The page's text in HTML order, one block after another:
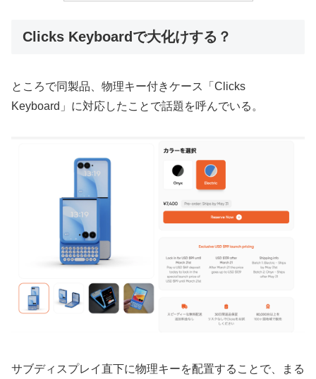
Clicks Keyboardで大化けする？
ところで同製品、物理キー付きケース「Clicks
Keyboard」に対応したことで話題を呼んでいる。
サブディスプレイ直下に物理キーを配置することで、まる